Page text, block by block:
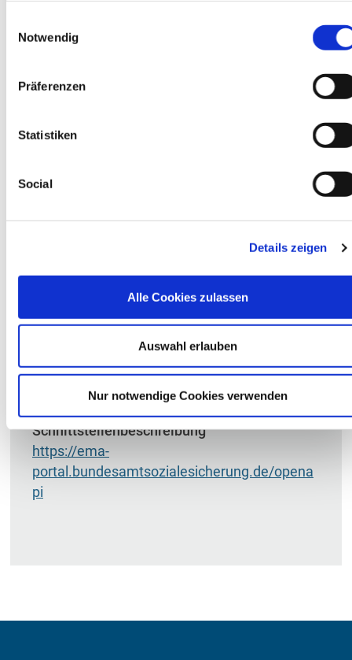
Notwendig
Präferenzen
Statistiken
Social
Details zeigen
Alle Cookies zulassen
Auswahl erlauben
Nur notwendige Cookies verwenden
portal.bundesamtsozialesicherung.de/
Leitfaden EMA-Portal Version 1.8 (Stand:
01.07.2026)(PDF / 2,55 MB)
Schnittstellenbeschreibung
https://ema-
portal.bundesamtsozialesicherung.de/opena
pi